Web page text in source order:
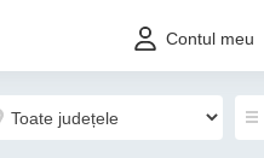
Contul meu